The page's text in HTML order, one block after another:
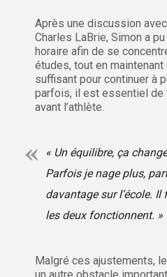
Après une discussion
Charles LaBrie, Simon a
horaire afin de se
études, tout en maintenant
suffisant pour continuer à
parfois, il est essentiel de
avant l’athlète.
« Un équilibre, ça
Parfois je nage plus,
davantage sur l’école.
les deux fonctionnent. »
Malgré ces ajustements,
un autre obstacle